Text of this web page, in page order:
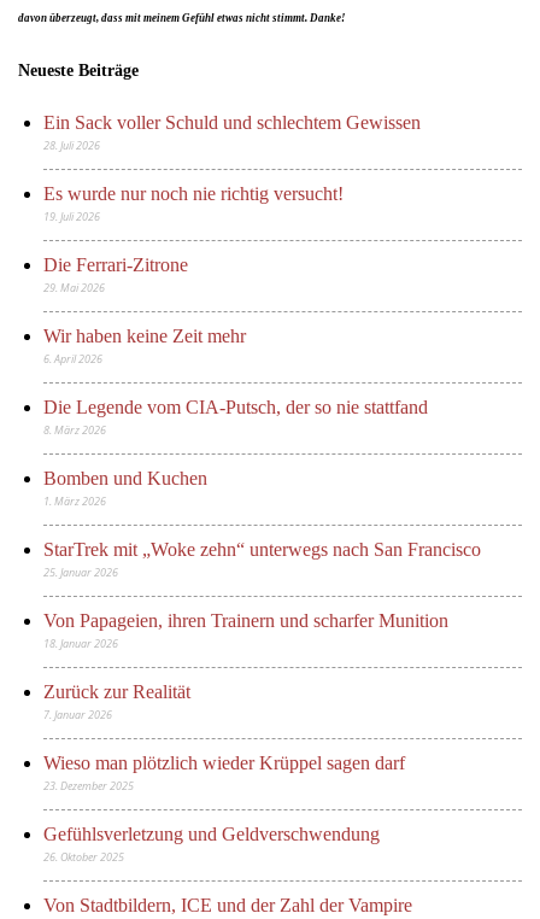
davon überzeugt, dass mit meinem Gefühl etwas nicht stimmt. Danke!
Neueste Beiträge
Ein Sack voller Schuld und schlechtem Gewissen
28. Juli 2026
Es wurde nur noch nie richtig versucht!
19. Juli 2026
Die Ferrari-Zitrone
29. Mai 2026
Wir haben keine Zeit mehr
6. April 2026
Die Legende vom CIA-Putsch, der so nie stattfand
8. März 2026
Bomben und Kuchen
1. März 2026
StarTrek mit „Woke zehn“ unterwegs nach San Francisco
25. Januar 2026
Von Papageien, ihren Trainern und scharfer Munition
18. Januar 2026
Zurück zur Realität
7. Januar 2026
Wieso man plötzlich wieder Krüppel sagen darf
23. Dezember 2025
Gefühlsverletzung und Geldverschwendung
26. Oktober 2025
Von Stadtbildern, ICE und der Zahl der Vampire